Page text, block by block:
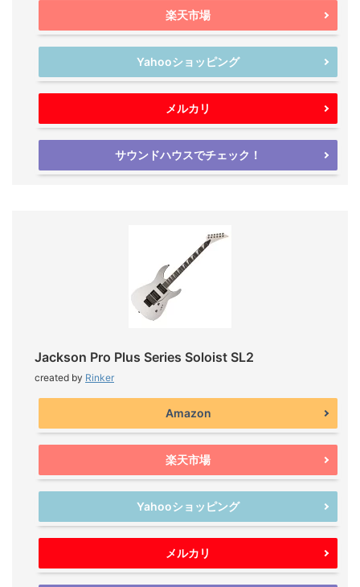
楽天市場
Yahooショッピング
メルカリ
サウンドハウスでチェック！
Jackson Pro Plus Series Soloist SL2
created by Rinker
Amazon
楽天市場
Yahooショッピング
メルカリ